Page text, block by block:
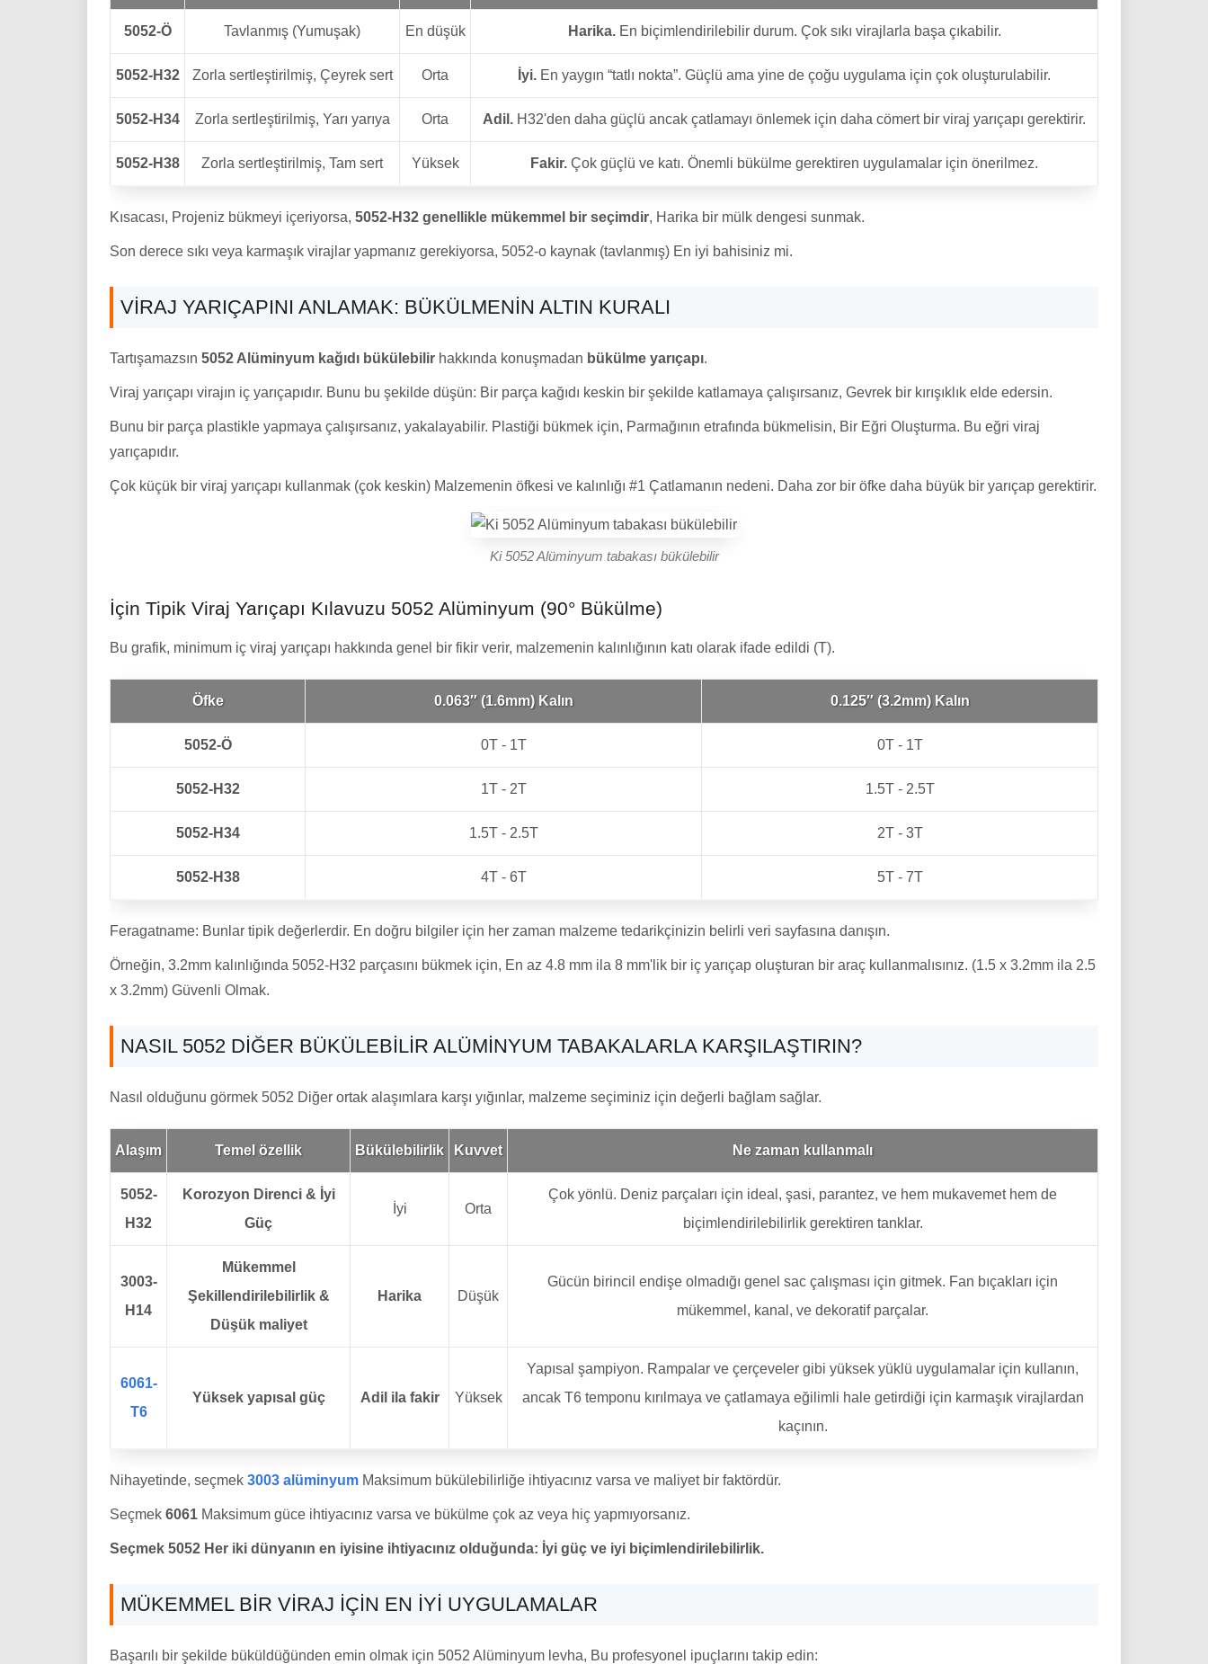
5052-Ö Tavlanmış (Yumuşak) En düşük Harika.En biçimlendirilebilir durum. Çok sıkı virajlarla başa çıkabilir.
5052-H32 Zorla sertleştirilmiş, Çeyrek sert Orta İyi. En yaygın “tatlı nokta”. Güçlü ama yine de çoğu uygulama için çok oluşturulabilir.
5052-H34 Zorla sertleştirilmiş, Yarı yarıya Orta Adil. H32'den daha güçlü ancak çatlamayı önlemek için daha cömert bir viraj yarıçapı gerektirir.
5052-H38 Zorla sertleştirilmiş, Tam sert Yüksek Fakir. Çok güçlü ve katı. Önemli bükülme gerektiren uygulamalar için önerilmez.
Kısacası, Projeniz bükmeyi içeriyorsa, 5052-H32 genellikle mükemmel bir seçimdir, Harika bir mülk dengesi sunmak.
Son derece sıkı veya karmaşık virajlar yapmanız gerekiyorsa, 5052-o kaynak (tavlanmış) En iyi bahisiniz mi.
VIRAJ YARIÇAPINI ANLAMAK: BÜKÜLMENIN ALTIN KURALI
Tartışamazsın 5052 Alüminyum kağıdı bükülebilir hakkında konuşmadan bükülme yarıçapı.
Viraj yarıçapı virajın iç yarıçapıdır. Bunu bu şekilde düşün: Bir parça kağıdı keskin bir şekilde katlamaya çalışırsanız, Gevrek bir kırışıklık elde edersin.
Bunu bir parça plastikle yapmaya çalışırsanız, yakalayabilir. Plastiği bükmek için, Parmağının etrafında bükmelisin, Bir Eğri Oluşturma. Bu eğri viraj
yarıçapıdır.
Çok küçük bir viraj yarıçapı kullanmak (çok keskin) Malzemenin öfkesi ve kalınlığı #1 Çatlamanın nedeni. Daha zor bir öfke daha büyük bir yarıçap gerektirir.
Ki 5052 Alüminyum tabakası bükülebilir
İçin Tipik Viraj Yarıçapı Kılavuzu 5052 Alüminyum (90° Bükülme)
Bu grafik, minimum iç viraj yarıçapı hakkında genel bir fikir verir, malzemenin kalınlığının katı olarak ifade edildi (T).
Öfke 0.063″ (1.6mm) Kalın 0.125″ (3.2mm) Kalın
5052-Ö 0T - 1T 0T - 1T
5052-H32 1T - 2T 1.5T - 2.5T
5052-H34 1.5T - 2.5T 2T - 3T
5052-H38 4T - 6T 5T - 7T
Feragatname: Bunlar tipik değerlerdir. En doğru bilgiler için her zaman malzeme tedarikçinizin belirli veri sayfasına danışın.
Örneğin, 3.2mm kalınlığında 5052-H32 parçasını bükmek için, En az 4.8 mm ila 8 mm'lik bir iç yarıçap oluşturan bir araç kullanmalısınız. (1.5 x 3.2mm ila 2.5
x 3.2mm) Güvenli Olmak.
NASIL 5052 DIĞER BÜKÜLEBILIR ALÜMINYUM TABAKALARLA KARŞILAŞTIRIN?
Nasıl olduğunu görmek 5052 Diğer ortak alaşımlara karşı yığınlar, malzeme seçiminiz için değerli bağlam sağlar.
Alaşım Temel özellik Bükülebilirlik Kuvvet Ne zaman kullanmalı
5052-
H32
Korozyon Direnci & İyi
Güç
İyi Orta
Çok yönlü. Deniz parçaları için ideal, şasi, parantez, ve hem mukavemet hem de
biçimlendirilebilirlik gerektiren tanklar.
3003-
H14
Mükemmel
Şekillendirilebilirlik &
Düşük maliyet
Harika Düşük
Gücün birincil endişe olmadığı genel sac çalışması için gitmek. Fan bıçakları için
mükemmel, kanal, ve dekoratif parçalar.
6061-
T6
Yüksek yapısal güç Adil ila fakir Yüksek
Yapısal şampiyon. Rampalar ve çerçeveler gibi yüksek yüklü uygulamalar için kullanın,
ancak T6 temponu kırılmaya ve çatlamaya eğilimli hale getirdiği için karmaşık virajlardan
kaçının.
Nihayetinde, seçmek 3003 alüminyum Maksimum bükülebilirliğe ihtiyacınız varsa ve maliyet bir faktördür.
Seçmek 6061 Maksimum güce ihtiyacınız varsa ve bükülme çok az veya hiç yapmıyorsanız.
Seçmek 5052 Her iki dünyanın en iyisine ihtiyacınız olduğunda: İyi güç ve iyi biçimlendirilebilirlik.
MÜKEMMEL BIR VIRAJ IÇIN EN IYI UYGULAMALAR
Başarılı bir şekilde büküldüğünden emin olmak için 5052 Alüminyum levha, Bu profesyonel ipuçlarını takip edin: